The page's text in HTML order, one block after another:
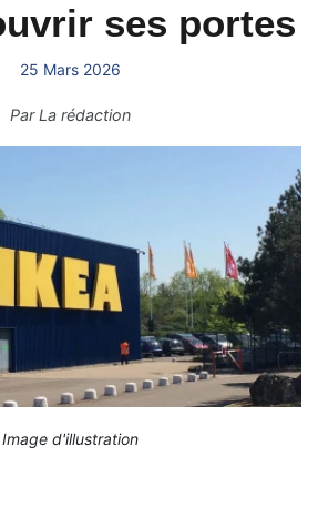
ses portes
25 Mars 2026
ParLa rédaction
Image d'illustration